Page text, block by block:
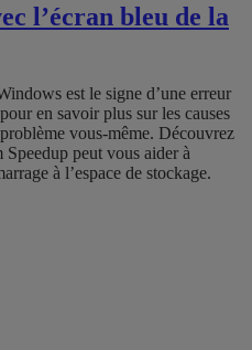
l’écran bleu de la
est le signe d’une erreur
en savoir plus sur les causes
vous-même. Découvrez
peut vous aider à
à l’espace de stockage.